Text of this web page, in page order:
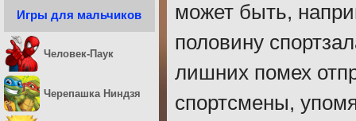
может быть,
половину
лишних помех
спортсмены,
Игры для мальчиков
Человек-Паук
Черепашка Ниндзя